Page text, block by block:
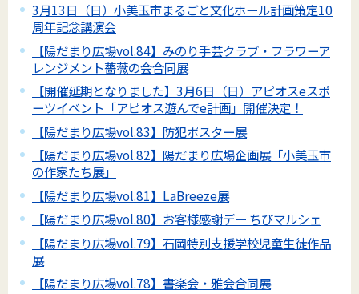
3月13日（日）小美玉市まるごと文化ホール計画策定10
周年記念講演会
【陽だまり広場vol.84】みのり手芸クラブ・フラワーア
レンジメント薔薇の会合同展
【開催延期となりました】3月6日（日）アピオスeスポ
ーツイベント「アピオス遊んでe計画」開催決定！
【陽だまり広場vol.83】防犯ポスター展
【陽だまり広場vol.82】陽だまり広場企画展「小美玉市
の作家たち展」
【陽だまり広場vol.81】LaBreeze展
【陽だまり広場vol.80】お客様感謝デー ちびマルシェ
【陽だまり広場vol.79】石岡特別支援学校児童生徒作品
展
【陽だまり広場vol.78】書楽会・雅会合同展